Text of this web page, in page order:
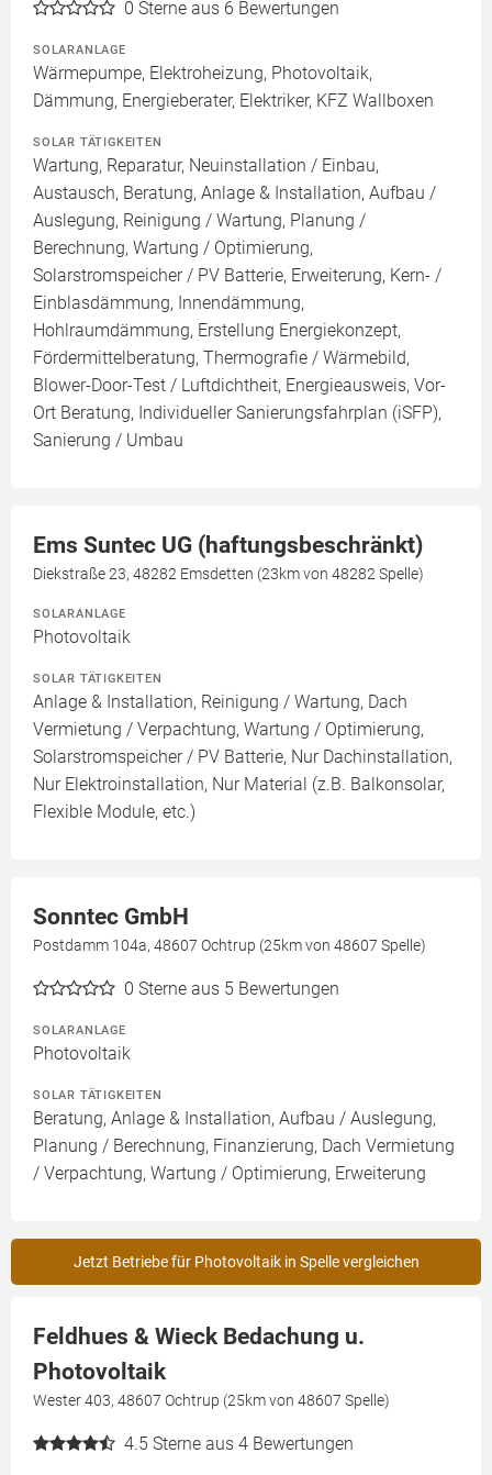
0 Sterne aus 6 Bewertungen
SOLARANLAGE
Wärmepumpe, Elektroheizung, Photovoltaik,
Dämmung, Energieberater, Elektriker, KFZ Wallboxen
SOLAR TÄTIGKEITEN
Wartung, Reparatur, Neuinstallation / Einbau,
Austausch, Beratung, Anlage & Installation, Aufbau /
Auslegung, Reinigung / Wartung, Planung /
Berechnung, Wartung / Optimierung,
Solarstromspeicher / PV Batterie, Erweiterung, Kern- /
Einblasdämmung, Innendämmung,
Hohlraumdämmung, Erstellung Energiekonzept,
Fördermittelberatung, Thermografie / Wärmebild,
Blower-Door-Test / Luftdichtheit, Energieausweis, Vor-
Ort Beratung, Individueller Sanierungsfahrplan (iSFP),
Sanierung / Umbau
Ems Suntec UG (haftungsbeschränkt)
Diekstraße 23, 48282 Emsdetten (23km von 48282 Spelle)
SOLARANLAGE
Photovoltaik
SOLAR TÄTIGKEITEN
Anlage & Installation, Reinigung / Wartung, Dach
Vermietung / Verpachtung, Wartung / Optimierung,
Solarstromspeicher / PV Batterie, Nur Dachinstallation,
Nur Elektroinstallation, Nur Material (z.B. Balkonsolar,
Flexible Module, etc.)
Sonntec GmbH
Postdamm 104a, 48607 Ochtrup (25km von 48607 Spelle)
0 Sterne aus 5 Bewertungen
SOLARANLAGE
Photovoltaik
SOLAR TÄTIGKEITEN
Beratung, Anlage & Installation, Aufbau / Auslegung,
Planung / Berechnung, Finanzierung, Dach Vermietung
/ Verpachtung, Wartung / Optimierung, Erweiterung
Jetzt Betriebe für Photovoltaik in Spelle vergleichen
Feldhues & Wieck Bedachung u.
Photovoltaik
Wester 403, 48607 Ochtrup (25km von 48607 Spelle)
4.5 Sterne aus 4 Bewertungen